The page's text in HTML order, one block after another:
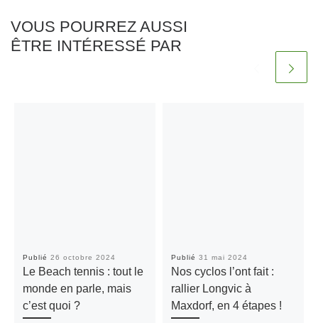
VOUS POURREZ AUSSI
ÊTRE INTÉRESSÉ PAR
Publié 26 octobre 2024
Le Beach tennis : tout le
monde en parle, mais
c’est quoi ?
Publié 31 mai 2024
Nos cyclos l’ont fait :
rallier Longvic à
Maxdorf, en 4 étapes !